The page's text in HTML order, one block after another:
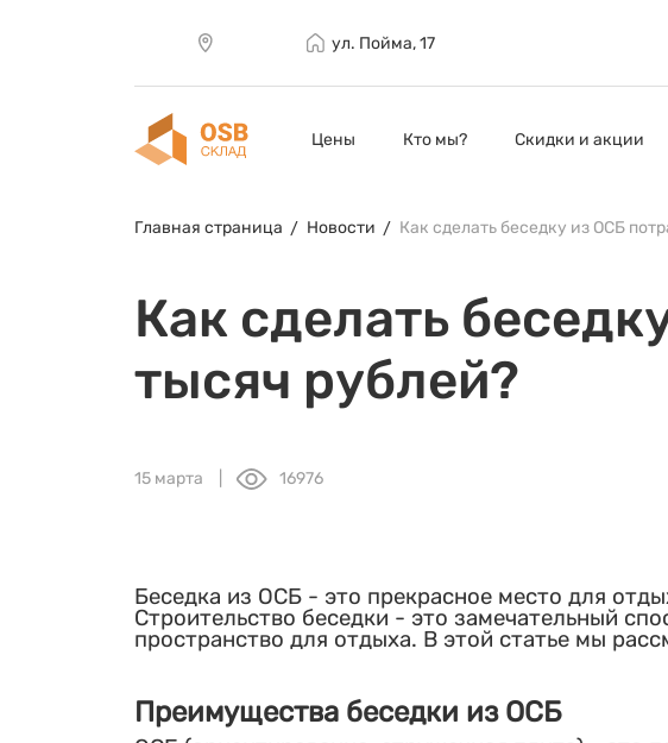
ул. Пойма, 17
Цены Кто мы? Скидки и акции
Главная страница Новости Как сделать беседку из ОСБ
Как сделать
тысяч рублей?
15 марта 16976
Беседка из ОСБ - это прекрасное место для
Строительство беседки - это замечательный
пространство для отдыха. В этой статье мы
Преимущества беседки из ОСБ